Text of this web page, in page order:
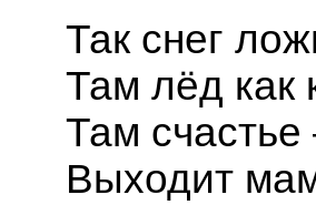
Так снег
Там лёд как
Там счастье
Выходит